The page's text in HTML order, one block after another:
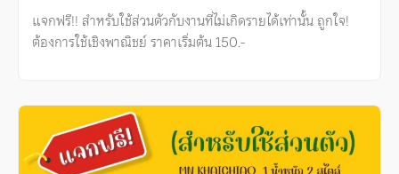
แจกฟรี!! สำหรับใช้ส่วนตัวกับงานที่ไม่เกิดรายได้เท่านั้น ถูกใจ!
ต้องการใช้เชิงพาณิชย์ ราคาเริ่มต้น 150.-